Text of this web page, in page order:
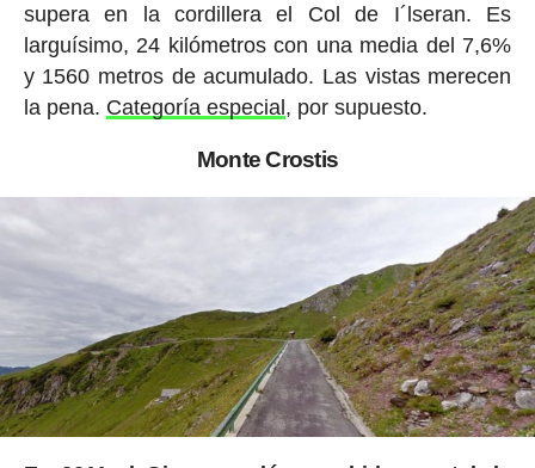
supera en la cordillera el Col de I´lseran. Es
larguísimo, 24 kilómetros con una media del 7,6%
y 1560 metros de acumulado. Las vistas merecen
la pena. Categoría especial, por supuesto.
Monte Crostis